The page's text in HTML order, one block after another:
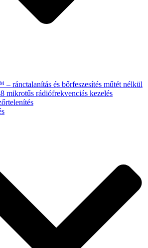
– ránctalanítás és bőrfeszesítés műtét nélkül
mikrotűs rádiófrekvenciás kezelés